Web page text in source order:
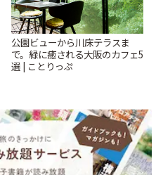
公園ビューから川床テラスま
で。緑に癒される大阪のカフェ5
選 | ことりっぷ